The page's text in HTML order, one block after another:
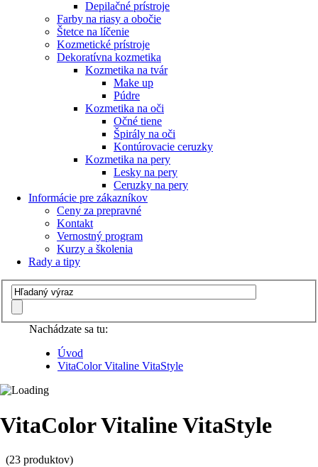
Depilačné prístroje
Farby na riasy a obočie
Štetce na líčenie
Kozmetické prístroje
Dekoratívna kozmetika
Kozmetika na tvár
Make up
Púdre
Kozmetika na oči
Očné tiene
Špirály na oči
Kontúrovacie ceruzky
Kozmetika na pery
Lesky na pery
Ceruzky na pery
Informácie pre zákazníkov
Ceny za prepravné
Kontakt
Vernostný program
Kurzy a školenia
Rady a tipy
Nachádzate sa tu:
Úvod
VitaColor Vitaline VitaStyle
VitaColor Vitaline VitaStyle
(23 produktov)